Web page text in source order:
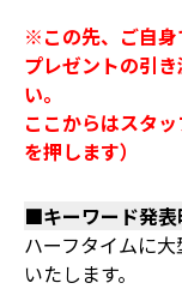
※この先、ご自身
プレゼントの引
い。
ここからはスタ
を押します）
■キーワード発表
ハーフタイムに
いたします。